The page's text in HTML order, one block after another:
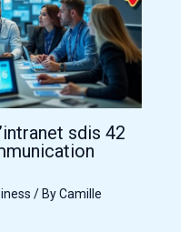
sdis 42
/ ByCamille